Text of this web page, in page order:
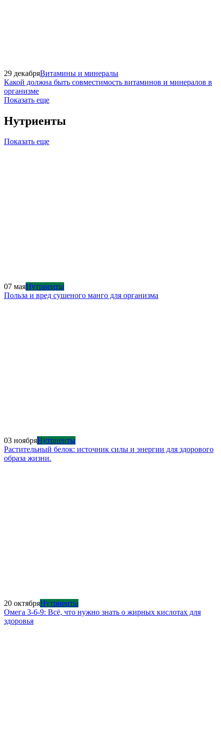
29 декабряВитамины и минералы
Какой должна быть совместимость витаминов и минералов в
организме
Показать еще
Нутриенты
Показать еще
07 маяНутриенты
Польза и вред сушеного манго для организма
03 ноябряНутриенты
Растительный белок: источник силы и энергии для здорового
образа жизни.
20 октябряНутриенты
Омега 3-6-9: Всё, что нужно знать о жирных кислотах для
здоровья